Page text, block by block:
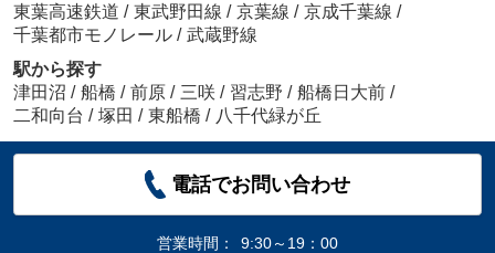
東葉高速鉄道 / 東武野田線 / 京葉線 / 京成千葉線 /
千葉都市モノレール / 武蔵野線
駅から探す
津田沼 / 船橋 / 前原 / 三咲 / 習志野 / 船橋日大前 /
二和向台 / 塚田 / 東船橋 / 八千代緑が丘
電話でお問い合わせ
営業時間：
9:30～19：00